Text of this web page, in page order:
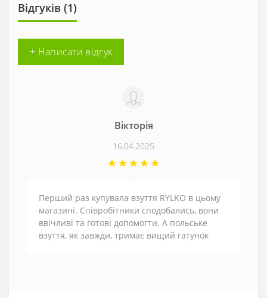
Відгуків (1)
+ Написати відгук
Вікторія
16.04.2025
Перший раз купувала взуття RYLKO в цьому
магазині. Співробітники сподобались, вони
ввічливі та готові допомогти. А польське
взуття, як завжди, тримає вищий гатунок